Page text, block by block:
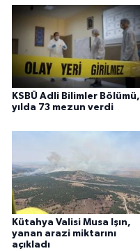
KSBÜ Adli Bilimler
yılda 73 mezun verdi
Kütahya Valisi Musa Işın,
yanan arazi miktarını
açıkladı